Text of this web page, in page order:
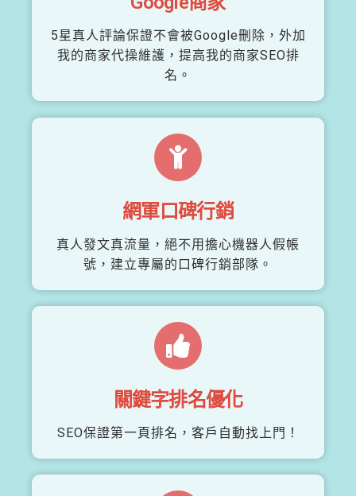
5星真人評論保證不會被Google刪除，外加
我的商家代操維護，提高我的商家SEO排
名。
網軍口碑行銷
真人發文真流量，絕不用擔心機器人假帳
號，建立專屬的口碑行銷部隊。
關鍵字排名優化
SEO保證第一頁排名，客戶自動找上門！